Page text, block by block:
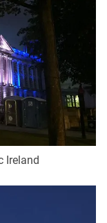
Ireland